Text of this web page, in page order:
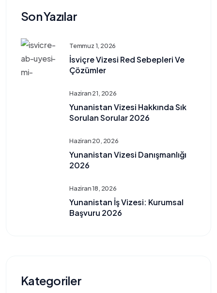
Son Yazılar
Temmuz 1, 2026
İsviçre Vizesi Red Sebepleri Ve
Çözümler
Haziran 21, 2026
Yunanistan Vizesi Hakkında Sık
Sorulan Sorular 2026
Haziran 20, 2026
Yunanistan Vizesi Danışmanlığı
2026
Haziran 18, 2026
Yunanistan İş Vizesi: Kurumsal
Başvuru 2026
Kategoriler